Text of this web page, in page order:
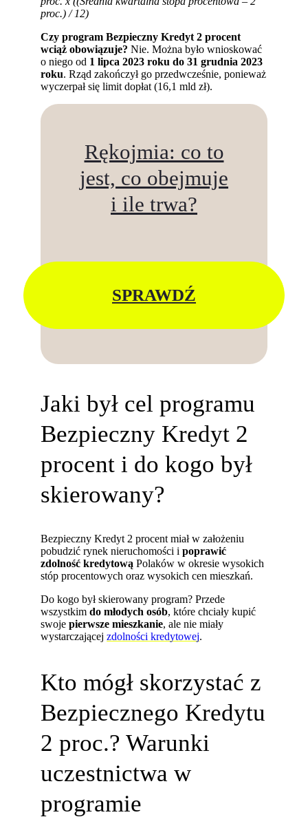
proc.) / 12)
Czy program Bezpieczny Kredyt 2 procent
wciąż obowiązuje? Nie. Można było wnioskować
o niego od 1 lipca 2023 roku do 31 grudnia 2023
roku. Rząd zakończył go przedwcześnie, ponieważ
wyczerpał się limit dopłat (16,1 mld zł).
Rękojmia: co to
jest, co obejmuje
i ile trwa?
SPRAWDŹ
Jaki był cel programu
Bezpieczny Kredyt 2
procent i do kogo był
skierowany?
Bezpieczny Kredyt 2 procent miał w założeniu
pobudzić rynek nieruchomości ipoprawić
zdolność kredytową Polaków w okresie wysokich
stóp procentowych oraz wysokich cen mieszkań.
Do kogo był skierowany program? Przede
wszystkimdo młodych osób, które chciały kupić
swojepierwsze mieszkanie, ale nie miały
wystarczającejzdolności kredytowej.
Kto mógł skorzystać z
Bezpiecznego Kredytu
2 proc.? Warunki
uczestnictwa w
programie